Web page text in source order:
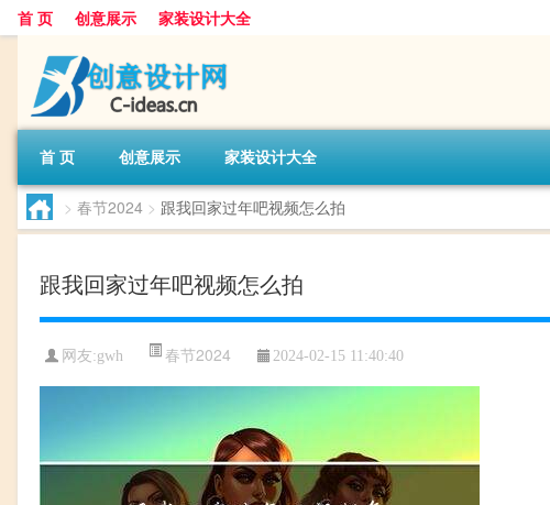
首 页 创意展示 家装设计大全
首 页 创意展示 家装设计大全
> 春节2024 > 跟我回家过年吧视频怎么拍
跟我回家过年吧视频怎么拍
网友:gwh 春节2024 2024-02-15 11:40:40